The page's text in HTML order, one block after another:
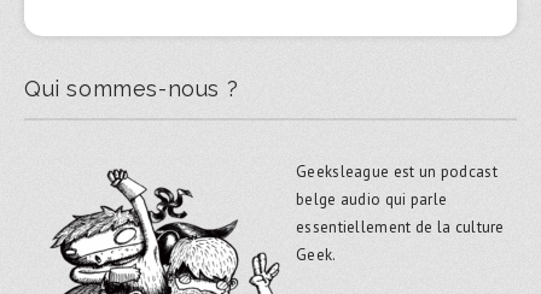
Qui sommes-nous ?
Geeksleague est un podcast
belge audio qui parle
essentiellement de la culture
Geek.